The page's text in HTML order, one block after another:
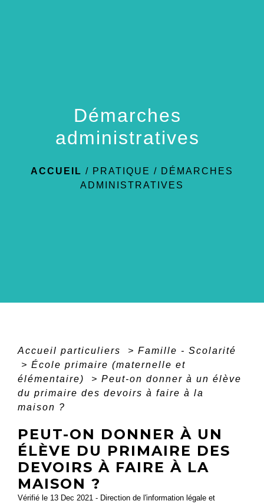
Démarches
administratives
ACCUEIL / PRATIQUE / DÉMARCHES
ADMINISTRATIVES
Accueil particuliers > Famille - Scolarité
> École primaire (maternelle et
élémentaire)
> Peut-on donner à un élève
du primaire des devoirs à faire à la
maison ?
PEUT-ON DONNER À UN
ÉLÈVE DU PRIMAIRE DES
DEVOIRS À FAIRE À LA
MAISON ?
Vérifié le 13 Dec 2021 - Direction de l'information légale et